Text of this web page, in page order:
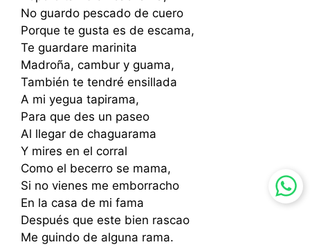
No guardo pescado de cuero
Porque te gusta es de escama,
Te guardare marinita
Madroña, cambur y guama,
También te tendré ensillada
A mi yegua tapirama,
Para que des un paseo
Al llegar de chaguarama
Y mires en el corral
Como el becerro se mama,
Si no vienes me emborracho
En la casa de mi fama
Después que este bien rascao
Me guindo de alguna rama.